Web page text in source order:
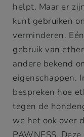
helpt. Maar er
kunt gebruiken
verminderen.
gebruik van
andere bekend
eigenschappen.
bespreken hoe
tegen de
we het ook over